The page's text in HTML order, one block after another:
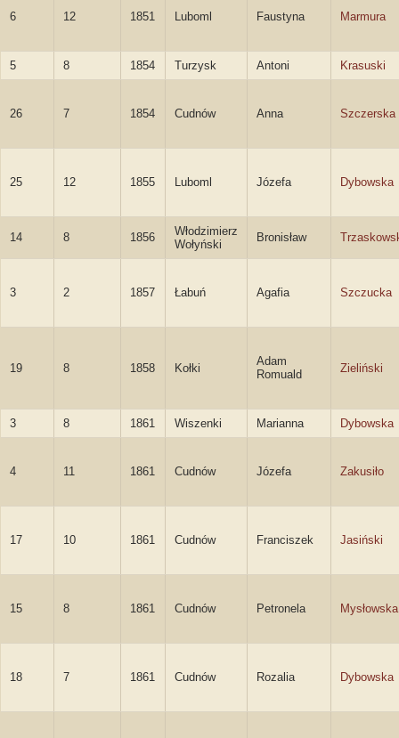
6 12 1851 Luboml Faustyna Marmura
5 8 1854 Turzysk Antoni Krasuski
26 7 1854 Cudnów Anna Szczerska
25 12 1855 Luboml Józefa Dybowska
14 8 1856
Włodzimierz
Wołyński
Bronisław
3 2 1857 Łabuń Agafia Szczucka
19 8 1858 Kołki
Adam
Romuald
Zieliński
3 8 1861 Wiszenki Marianna Dybowska
4 11 1861 Cudnów Józefa Zakusiło
17 10 1861 Cudnów Franciszek Jasiński
15 8 1861 Cudnów Petronela Mysłowska
18 7 1861 Cudnów Rozalia Dybowska